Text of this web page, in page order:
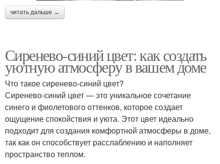
читать дальше →
Сиренево-синий цвет: как создать
уютную атмосферу в вашем доме
Что такое сиренево-синий цвет?
Сиренево-синий цвет — это уникальное сочетание
синего и фиолетового оттенков, которое создает
ощущение спокойствия и уюта. Этот цвет идеально
подходит для создания комфортной атмосферы в доме,
так как он способствует расслаблению и наполняет
пространство теплом.